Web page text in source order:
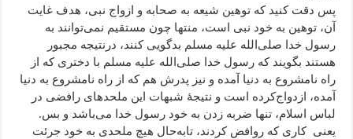
پس دقت کنید که توهین شیعه به صحابه و ازواج نبی، هدف غایت
آن، توهین به خود نبی است، منتها چون مستقیم نمی‌توانند به
رسول خدا صلی‌الله علیه مسلم بدگویی کنند، درنتیجه مجبور
هستند بگویند که رسول خدا صلی‌الله علیه مسلم با دختری که از
راه نامشروع به دنیا آمده و نیز پدرش هم که از راه نامشروع به دنیا
آمده، ازدواج‌کرده است و نتیجۀ شبهات این ملحد‌های رافضی در
لباس اسلام، تنها ضربه زدن به خود رسول خدا می‌باشد و بس.
یعنی کاری که روافض کردند، تابه‌حال هیچ ملحدی به خود جرئت